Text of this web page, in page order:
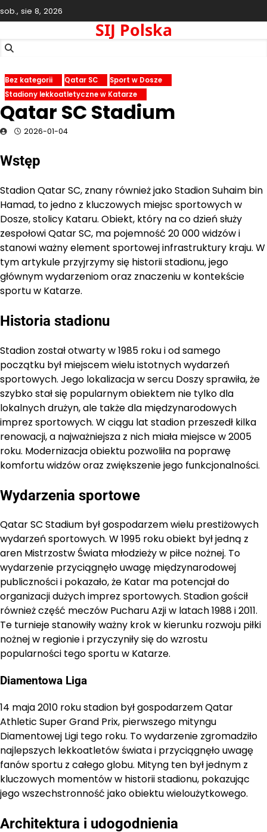
Skip
to
sob., sie 8, 2026
SIJ Polska
Bez kategorii Qatar SC
Sport w Dosze
Stadiony lekkoatletyczne w Katarze
Qatar SC Stadium
2026-01-04
Wstęp
Stadion Qatar SC, znany również jako Stadion Suhaim bin
Hamad, to jedno z kluczowych miejsc sportowych w
Dosze, stolicy Kataru. Obiekt, który na co dzień służy
zespołowi Qatar SC, ma pojemność 20 000 widzów i
stanowi ważny element sportowej infrastruktury kraju. W
tym artykule przyjrzymy się historii stadionu, jego
głównym wydarzeniom oraz znaczeniu w kontekście
sportu w Katarze.
Historia stadionu
Stadion został otwarty w 1985 roku i od samego
początku był miejscem wielu istotnych wydarzeń
sportowych. Jego lokalizacja w sercu Doszy sprawiła, że
szybko stał się popularnym obiektem nie tylko dla
lokalnych drużyn, ale także dla międzynarodowych
imprez sportowych. W ciągu lat stadion przeszedł kilka
renowacji, a najważniejsza z nich miała miejsce w 2005
roku. Modernizacja obiektu pozwoliła na poprawę
komfortu widzów oraz zwiększenie jego funkcjonalności.
Wydarzenia sportowe
Qatar SC Stadium był gospodarzem wielu prestiżowych
wydarzeń sportowych. W 1995 roku obiekt był jedną z
aren Mistrzostw Świata młodzieży w piłce nożnej. To
wydarzenie przyciągnęło uwagę międzynarodowej
publiczności i pokazało, że Katar ma potencjał do
organizacji dużych imprez sportowych. Stadion gościł
również część meczów Pucharu Azji w latach 1988 i 2011.
Te turnieje stanowiły ważny krok w kierunku rozwoju piłki
nożnej w regionie i przyczyniły się do wzrostu
popularności tego sportu w Katarze.
Diamentowa Liga
14 maja 2010 roku stadion był gospodarzem Qatar
Athletic Super Grand Prix, pierwszego mityngu
Diamentowej Ligi tego roku. To wydarzenie zgromadziło
najlepszych lekkoatletów świata i przyciągnęło uwagę
fanów sportu z całego globu. Mityng ten był jednym z
kluczowych momentów w historii stadionu, pokazując
jego wszechstronność jako obiektu wieloużytkowego.
Architektura i udogodnienia